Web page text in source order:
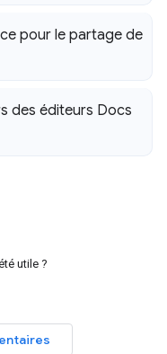
pour le partage de
des éditeurs Docs
utile ?